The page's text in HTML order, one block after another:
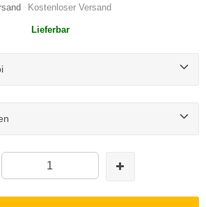
Kostenloser Versand
Lieferbar